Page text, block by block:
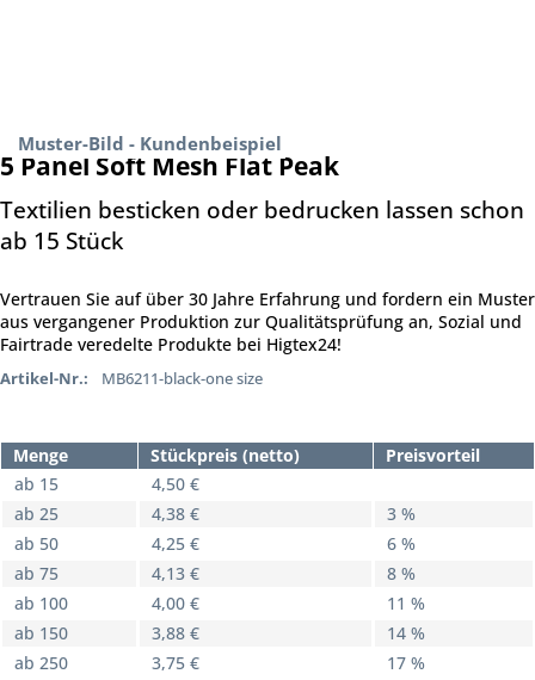
Muster-Bild - Kundenbeispiel
5 Panel Soft Mesh Flat Peak
Textilien besticken oder bedrucken lassen schon
ab 15 Stück
Vertrauen Sie auf über 30 Jahre Erfahrung und fordern ein Muster
aus vergangener Produktion zur Qualitätsprüfung an, Sozial und
Fairtrade veredelte Produkte bei Higtex24!
Artikel-Nr.: MB6211-black-one size
Menge Stückpreis (netto)
Preisvorteil
ab 15
4,50 €
ab 25
4,38 €
3 %
ab 50
4,25 €
6 %
ab 75
4,13 €
8 %
ab 100
4,00 €
11 %
ab 150
3,88 €
14 %
ab 250
3,75 €
17 %